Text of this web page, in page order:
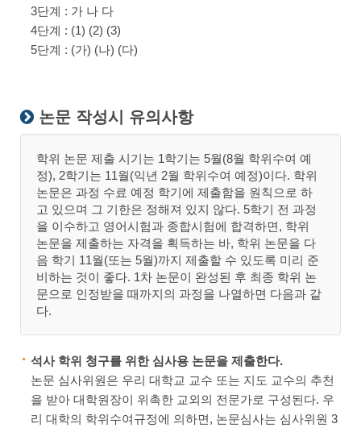
3단계 : 가 나 다
4단계 : (1) (2) (3)
5단계 : (가) (나) (다)
논문 작성시 유의사항
학위 논문 제출 시기는 1학기는 5월(8월 학위수여 예
정), 2학기는 11월(익년 2월 학위수여 예정)이다. 학위
논문은 과정 수료 예정 학기에 제출함을 원칙으로 하
고 있으며 그 기한은 정해져 있지 않다. 5학기 전 과정
을 이수하고 영어시험과 종합시험에 합격하면, 학위
논문을 제출하는 자격을 획득하는 바, 학위 논문을 다
음 학기 11월(또는 5월)까지 제출할 수 있도록 미리 준
비하는 것이 좋다. 1차 논문이 완성된 후 최종 학위 논
문으로 인정받을 때까지의 과정을 나열하면 다음과 같
다.
석사 학위 청구를 위한 심사용 논문을 제출한다.
논문 심사위원은 우리 대학교 교수 또는 지도 교수의 추천
을 받아 대학원장이 위촉한 교외의 전문가로 구성된다. 우
리 대학의 학위수여규정에 의하면, 논문심사는 심사위원 3